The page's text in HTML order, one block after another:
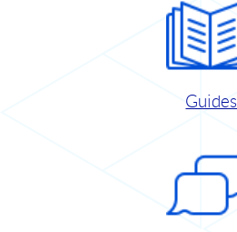
Guides